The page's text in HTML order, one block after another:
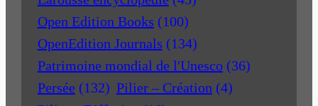
Open Edition Books (100)
OpenEdition Journals (134)
Patrimoine mondial de l'Unesco (36)
Persée (132) Pilier – Création (4)